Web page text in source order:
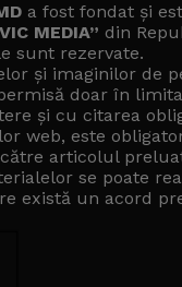
a fost fondat și
MEDIA” din
sunt rezervate.
și imaginilor de
doar în
și cu citarea
web, este
articolul
se poate
există un acord